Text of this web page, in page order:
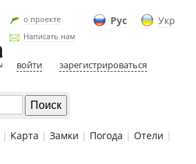
Рус Укр
о проекте
Написать нам
войти зарегистрироваться
| Карта | Замки | Погода | Отели |